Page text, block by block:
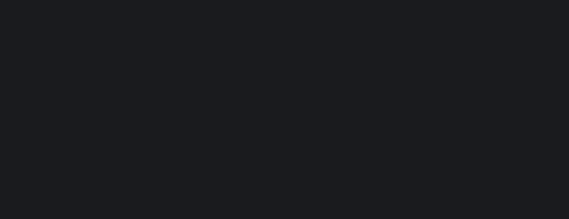
لوجه في مباريات جماعية بصرف